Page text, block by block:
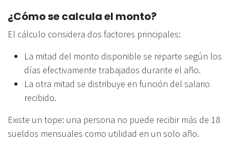
¿Cómo se calcula el monto?
El cálculo considera dos factores principales:
La mitad del monto disponible se reparte según los
días efectivamente trabajados durante el año.
La otra mitad se distribuye en función del salario
recibido.
Existe un tope: una persona no puede recibir más de 18
sueldos mensuales como utilidad en un solo año.